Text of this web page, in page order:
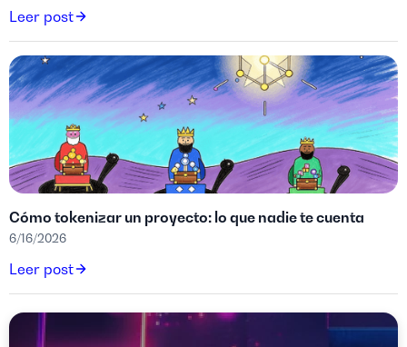
Leer post
Cómo tokenizar un proyecto: lo que nadie te cuenta
6/16/2026
Leer post